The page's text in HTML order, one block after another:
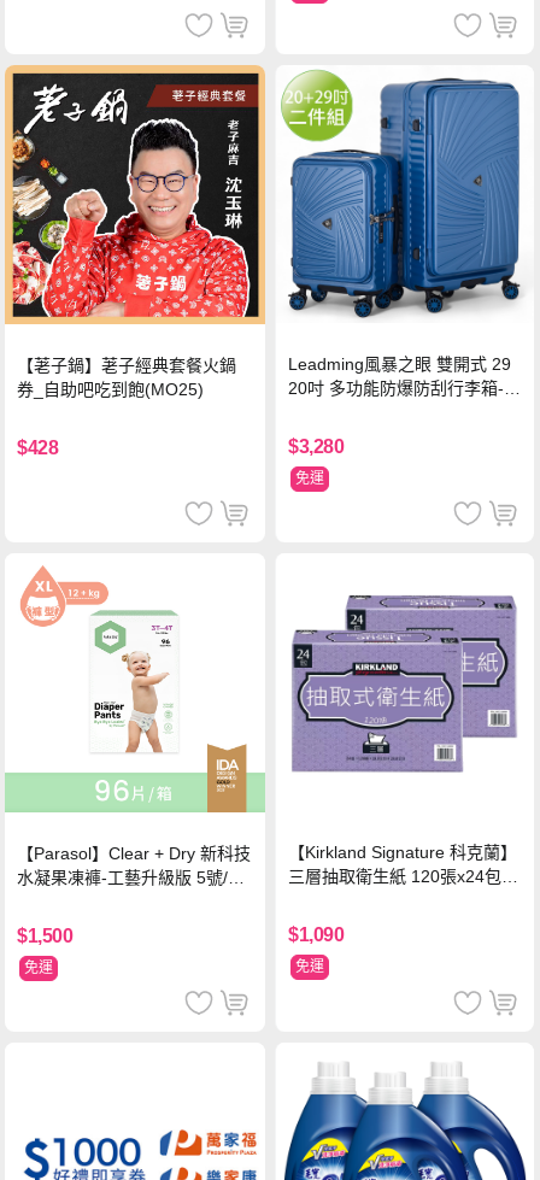
【荖子鍋】荖子經典套餐火鍋
券_自助吧吃到飽(MO25)
$428
Leadming風暴之眼 雙開式 29
20吋 多功能防爆防刮行李箱-海
$3,280
免運
【Parasol】Clear + Dry 新科技
水凝果凍褲-工藝升級版 5號/XL
$1,500
免運
【Kirkland Signature 科克蘭】
三層抽取衛生紙 120張x24包x2
$1,090
免運